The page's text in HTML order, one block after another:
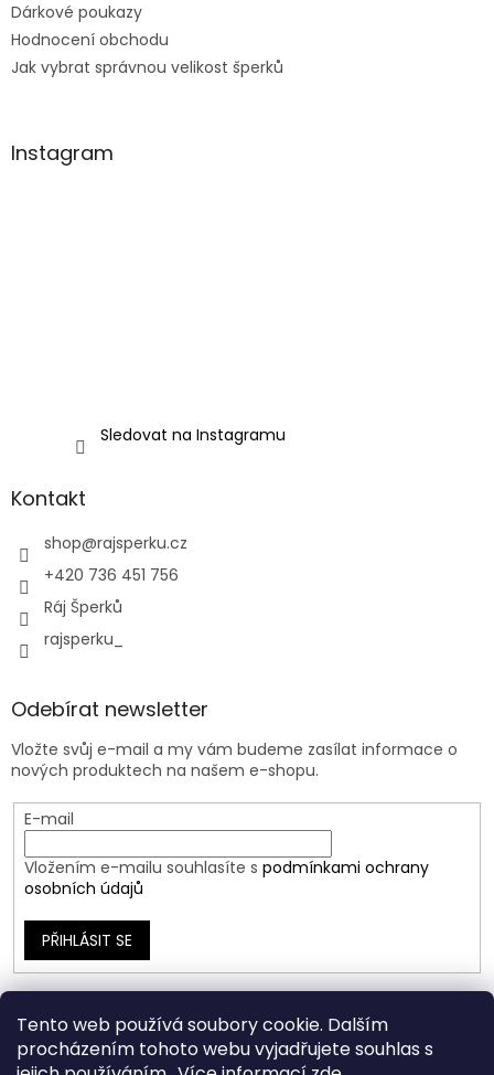
Tento web používá soubory cookie. Dalším
procházením tohoto webu vyjadřujete souhlas s
Dárkové poukazy
Hodnocení obchodu
Jak vybrat správnou velikost šperků
Instagram
Sledovat na Instagramu
Kontakt
shop@rajsperku.cz
+420 736 451 756
Ráj Šperků
rajsperku_
Odebírat newsletter
Vložte svůj e-mail a my vám budeme zasílat informace o
nových produktech na našem e-shopu.
E-mail
Vložením e-mailu souhlasíte s podmínkami ochrany
osobních údajů
PŘIHLÁSIT SE